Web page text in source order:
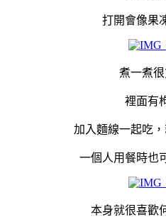
打開會像果
煮一煮
裡面有
加入麵線一起吃
一個人用餐時也
本身就很喜歡